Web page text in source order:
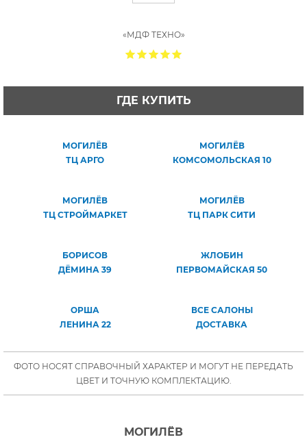
«МДФ ТЕХНО»
ГДЕ КУПИТЬ
МОГИЛЁВ
ТЦ АРГО
МОГИЛЁВ
КОМСОМОЛЬСКАЯ 10
МОГИЛЁВ
ТЦ СТРОЙМАРКЕТ
МОГИЛЁВ
ТЦ ПАРК СИТИ
БОРИСОВ
ДЁМИНА 39
ЖЛОБИН
ПЕРВОМАЙСКАЯ 50
ОРША
ЛЕНИНА 22
ВСЕ САЛОНЫ
ДОСТАВКА
ФОТО НОСЯТ СПРАВОЧНЫЙ ХАРАКТЕР И МОГУТ НЕ ПЕРЕДАТЬ
ЦВЕТ И ТОЧНУЮ КОМПЛЕКТАЦИЮ.
МОГИЛЁВ